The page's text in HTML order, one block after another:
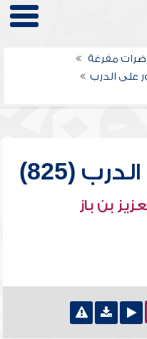
مفرغة
على الدرب
(825)
بن باز